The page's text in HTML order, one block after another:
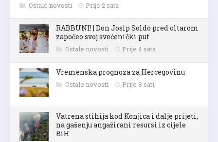
Ostale novosti Prije 2 sata
RABBUNI! | Don Josip Soldo pred oltarom
započeo svoj svećenički put
Ostale novosti Prije 4 sata
Vremenska prognoza za Hercegovinu
Ostale novosti Prije 8 sati
Vatrena stihija kod Konjica i dalje prijeti,
na gašenju angažirani resursi iz cijele
BiH